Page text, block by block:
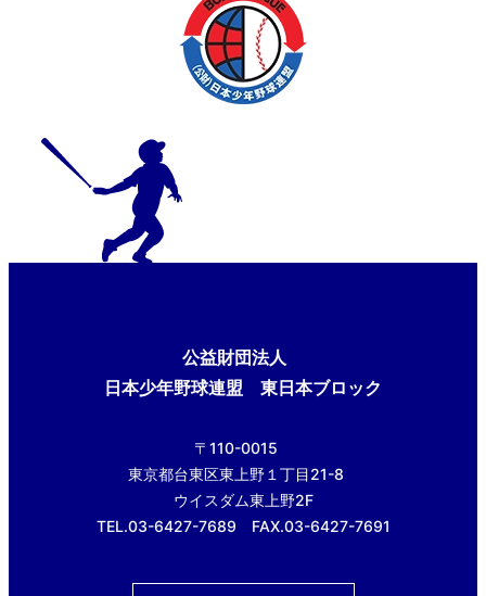
公益財団法人
日本少年野球連盟 東日本ブロック
〒110-0015
東京都台東区東上野１丁目21-8
ウイスダム東上野2F
TEL.03-6427-7689 FAX.03-6427-7691